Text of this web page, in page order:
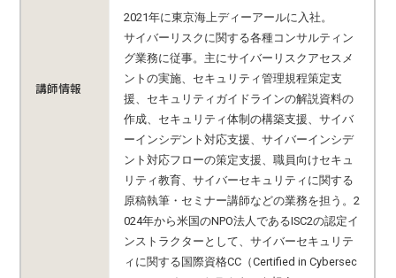
講師情報
2021年に東京海上ディーアールに入社。
サイバーリスクに関する各種コンサルティン
グ業務に従事。主にサイバーリスクアセスメ
ントの実施、セキュリティ管理規程策定支
援、セキュリティガイドラインの解説資料の
作成、セキュリティ体制の構築支援、サイバ
ーインシデント対応支援、サイバーインシデ
ント対応フローの策定支援、職員向けセキュ
リティ教育、サイバーセキュリティに関する
原稿執筆・セミナー講師などの業務を担う。2
024年から米国のNPO法人であるISC2の認定イ
ンストラクターとして、サイバーセキュリテ
ィに関する国際資格CC（Certified in Cybersec